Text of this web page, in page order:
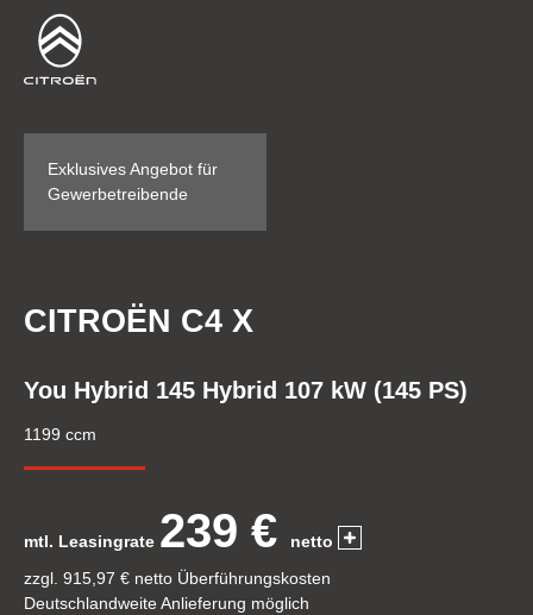
Exklusives Angebot für
Gewerbetreibende
CITROËN C4 X
You Hybrid 145 Hybrid 107 kW (145 PS)
1199 ccm
mtl. Leasingrate 239 €
netto
zzgl. 915,97 € netto Überführungskosten
Deutschlandweite Anlieferung möglich